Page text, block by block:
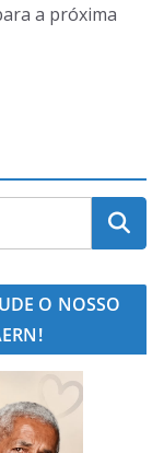
a próxima
O NOSSO